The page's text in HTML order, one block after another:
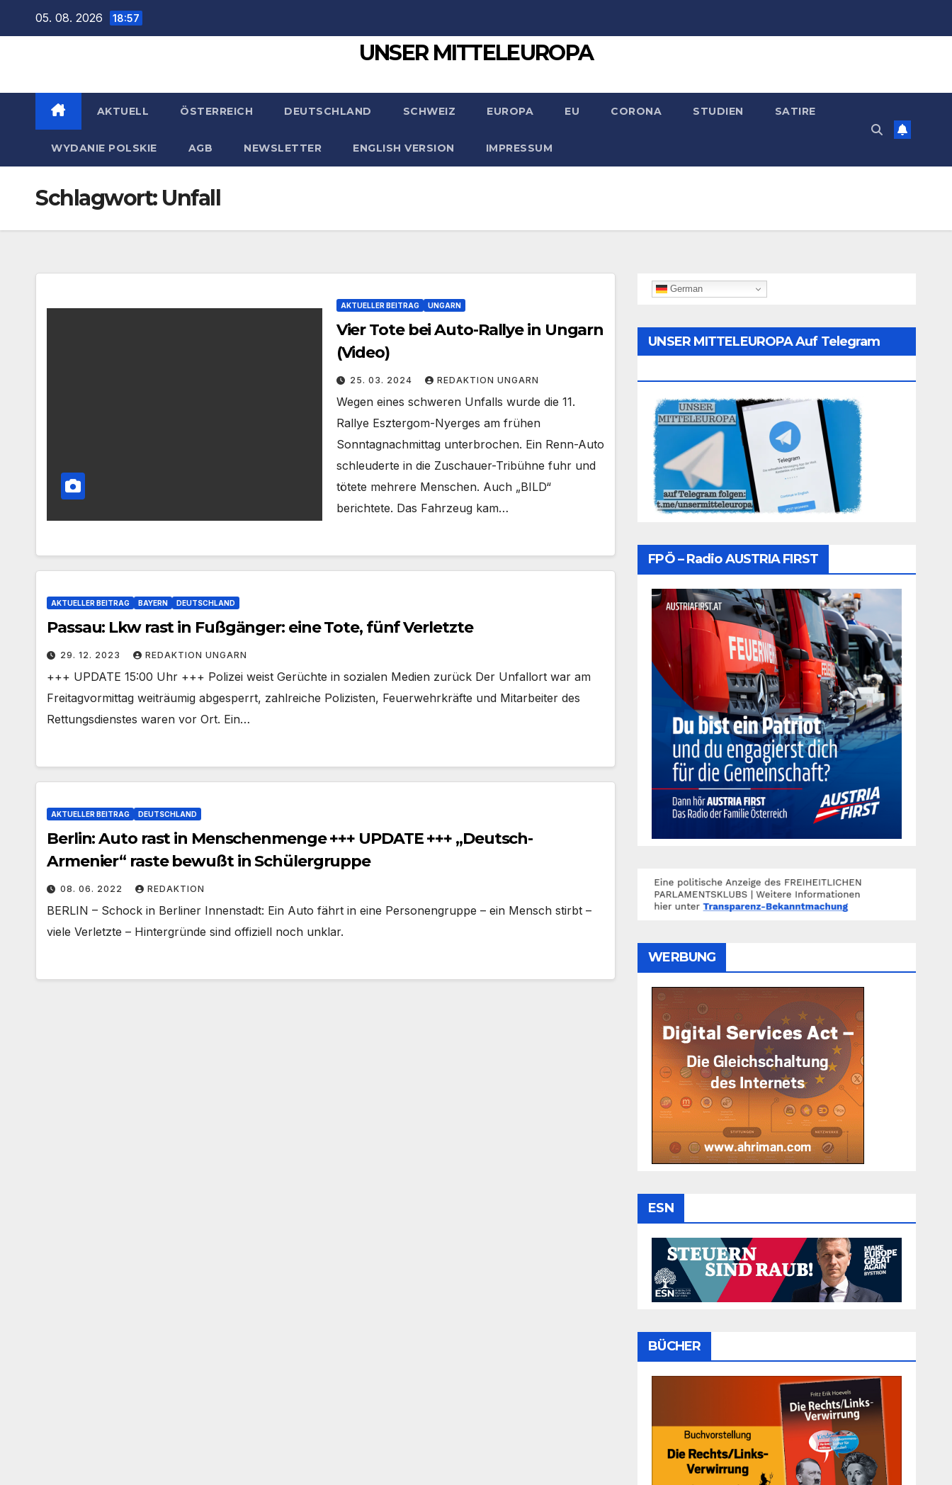
05. 08. 2026 18:57
UNSER MITTELEUROPA
AKTUELL ÖSTERREICH DEUTSCHLAND SCHWEIZ EUROPA EU CORONA STUDIEN SATIRE
WYDANIE POLSKIE AGB NEWSLETTER ENGLISH VERSION IMPRESSUM
Schlagwort: Unfall
AKTUELLER BEITRAG UNGARN
Vier Tote bei Auto-Rallye in Ungarn
(Video)
25. 03. 2024 REDAKTION UNGARN
Wegen eines schweren Unfalls wurde die 11.
Rallye Esztergom-Nyerges am frühen
Sonntagnachmittag unterbrochen. Ein Renn-Auto
schleuderte in die Zuschauer-Tribühne fuhr und
tötete mehrere Menschen. Auch „BILD“
berichtete. Das Fahrzeug kam…
AKTUELLER BEITRAG BAYERN DEUTSCHLAND
Passau: Lkw rast in Fußgänger: eine Tote, fünf Verletzte
29. 12. 2023 REDAKTION UNGARN
+++ UPDATE 15:00 Uhr +++ Polizei weist Gerüchte in sozialen Medien zurück Der Unfallort war am
Freitagvormittag weiträumig abgesperrt, zahlreiche Polizisten, Feuerwehrkräfte und Mitarbeiter des
Rettungsdienstes waren vor Ort. Ein…
AKTUELLER BEITRAG DEUTSCHLAND
Berlin: Auto rast in Menschenmenge +++ UPDATE +++ „Deutsch-
Armenier“ raste bewußt in Schülergruppe
08. 06. 2022 REDAKTION
BERLIN – Schock in Berliner Innenstadt: Ein Auto fährt in eine Personengruppe – ein Mensch stirbt –
viele Verletzte – Hintergründe sind offiziell noch unklar.
German
UNSER MITTELEUROPA Auf Telegram
FPÖ – Radio AUSTRIA FIRST
WERBUNG
ESN
BÜCHER